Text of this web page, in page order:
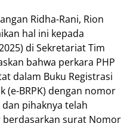
Ridha-Rani, Rion
hal ini kepada
di Sekretariat Tim
bahwa perkara PHP
dalam Buku Registrasi
(e-BRPK) dengan nomor
dan pihaknya telah
surat Nomor